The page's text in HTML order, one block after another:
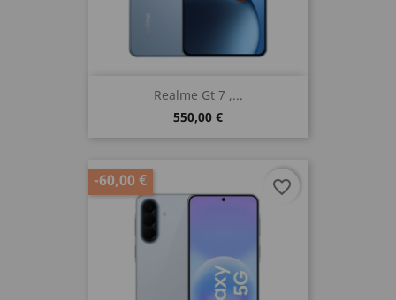
Realme Gt 7 ,...
550,00 €
-60,00 € favorite_border